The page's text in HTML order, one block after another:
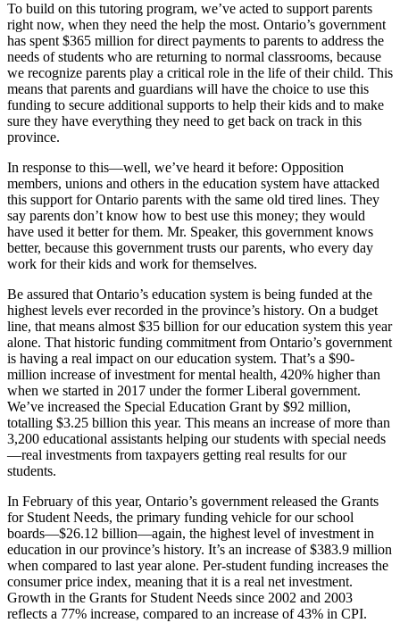
To build on this tutoring program, we’ve acted to support parents
right now, when they need the help the most. Ontario’s government
has spent $365 million for direct payments to parents to address the
needs of students who are returning to normal classrooms, because
we recognize parents play a critical role in the life of their child. This
means that parents and guardians will have the choice to use this
funding to secure additional supports to help their kids and to make
sure they have everything they need to get back on track in this
province.
In response to this—well, we’ve heard it before: Opposition
members, unions and others in the education system have attacked
this support for Ontario parents with the same old tired lines. They
say parents don’t know how to best use this money; they would
have used it better for them. Mr. Speaker, this government knows
better, because this government trusts our parents, who every day
work for their kids and work for themselves.
Be assured that Ontario’s education system is being funded at the
highest levels ever recorded in the province’s history. On a budget
line, that means almost $35 billion for our education system this year
alone. That historic funding commitment from Ontario’s government
is having a real impact on our education system. That’s a $90-
million increase of investment for mental health, 420% higher than
when we started in 2017 under the former Liberal government.
We’ve increased the Special Education Grant by $92 million,
totalling $3.25 billion this year. This means an increase of more than
3,200 educational assistants helping our students with special needs
—real investments from taxpayers getting real results for our
students.
In February of this year, Ontario’s government released the Grants
for Student Needs, the primary funding vehicle for our school
boards—$26.12 billion—again, the highest level of investment in
education in our province’s history. It’s an increase of $383.9 million
when compared to last year alone. Per-student funding increases the
consumer price index, meaning that it is a real net investment.
Growth in the Grants for Student Needs since 2002 and 2003
reflects a 77% increase, compared to an increase of 43% in CPI.